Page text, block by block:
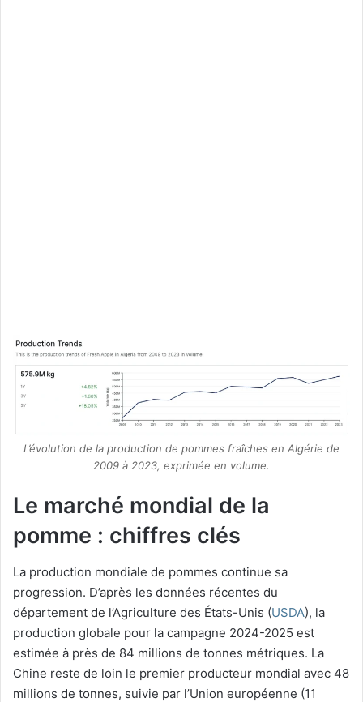
L’évolution de la production de pommes fraîches en Algérie de
2009 à 2023, exprimée en volume.
Le marché mondial de la
pomme : chiffres clés
La production mondiale de pommes continue sa
progression. D’après les données récentes du
département de l’Agriculture des États-Unis (USDA), la
production globale pour la campagne 2024-2025 est
estimée à près de 84 millions de tonnes métriques. La
Chine reste de loin le premier producteur mondial avec 48
millions de tonnes, suivie par l’Union européenne (11